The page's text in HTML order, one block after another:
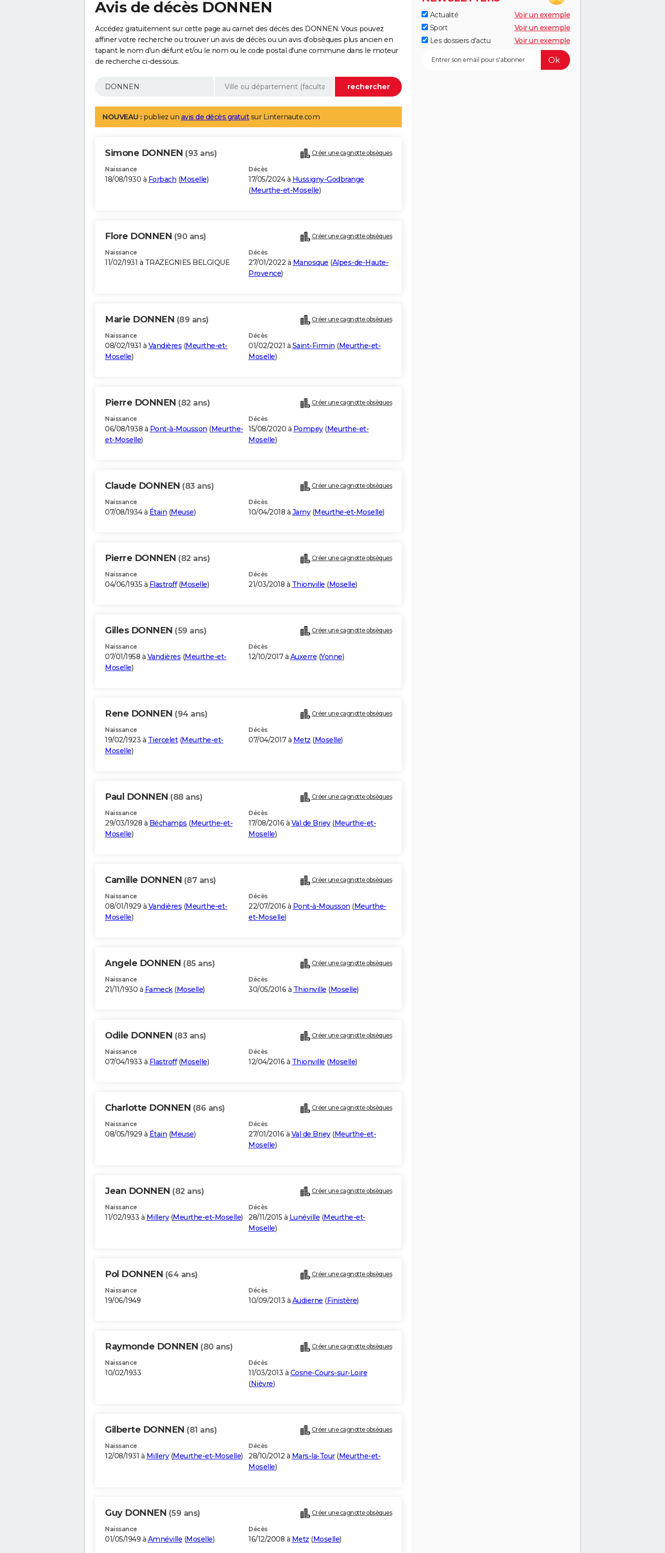
Avis de décès DONNEN
Accédez gratuitement sur cette page au carnet des décès des DONNEN. Vous pouvez
affiner votre recherche ou trouver un avis de décès ou un avis d'obsèques plus ancien en
tapant le nom d'un défunt et/ou le nom ou le code postal d'une commune dans le moteur
de recherche ci-dessous.
NOUVEAU : publiez un avis de décès gratuitsur Linternaute.com
Simone DONNEN (93 ans) Créer une cagnotte obsèques
Naissance
18/08/1930 à Forbach (Moselle)
Décès
17/05/2024 à Hussigny-Godbrange
(Meurthe-et-Moselle)
Flore DONNEN (90 ans) Créer une cagnotte obsèques
Naissance
11/02/1931 à TRAZEGNIES BELGIQUE
Décès
27/01/2022 à Manosque (Alpes-de-Haute-
Provence)
Marie DONNEN (89 ans) Créer une cagnotte obsèques
Naissance
08/02/1931 à Vandières (Meurthe-et-
Moselle)
Décès
01/02/2021 à Saint-Firmin (Meurthe-et-
Moselle)
Pierre DONNEN (82 ans) Créer une cagnotte obsèques
Naissance
06/08/1938 à Pont-à-Mousson (Meurthe-
et-Moselle)
Décès
15/08/2020 à Pompey(Meurthe-et-
Moselle)
Claude DONNEN (83 ans) Créer une cagnotte obsèques
Naissance
07/08/1934 à Étain (Meuse)
Décès
10/04/2018 à Jarny(Meurthe-et-Moselle)
Pierre DONNEN (82 ans) Créer une cagnotte obsèques
Naissance
04/06/1935 à Flastroff(Moselle)
Décès
21/03/2018 à Thionville (Moselle)
Gilles DONNEN (59 ans) Créer une cagnotte obsèques
Naissance
07/01/1958 à Vandières (Meurthe-et-
Moselle)
Décès
12/10/2017 à Auxerre (Yonne)
Rene DONNEN (94 ans) Créer une cagnotte obsèques
Naissance
19/02/1923 à Tiercelet(Meurthe-et-
Moselle)
Décès
07/04/2017 à Metz (Moselle)
Paul DONNEN (88 ans) Créer une cagnotte obsèques
Naissance
29/03/1928 à Béchamps (Meurthe-et-
Moselle)
Décès
17/08/2016 à Val de Briey(Meurthe-et-
Moselle)
Camille DONNEN (87 ans) Créer une cagnotte obsèques
Naissance
08/01/1929 à Vandières (Meurthe-et-
Moselle)
Décès
22/07/2016 à Pont-à-Mousson (Meurthe-
et-Moselle)
Angele DONNEN (85 ans) Créer une cagnotte obsèques
Naissance
21/11/1930 à Fameck(Moselle)
Décès
30/05/2016 à Thionville (Moselle)
Odile DONNEN (83 ans) Créer une cagnotte obsèques
Naissance
07/04/1933 à Flastroff(Moselle)
Décès
12/04/2016 à Thionville (Moselle)
Charlotte DONNEN (86 ans) Créer une cagnotte obsèques
Naissance
08/05/1929 à Étain (Meuse)
Décès
27/01/2016 à Val de Briey(Meurthe-et-
Moselle)
Jean DONNEN (82 ans) Créer une cagnotte obsèques
Naissance
11/02/1933 à Millery(Meurthe-et-Moselle)
Décès
28/11/2015 à Lunéville (Meurthe-et-
Moselle)
Pol DONNEN (64 ans) Créer une cagnotte obsèques
Naissance
19/06/1949
Décès
10/09/2013 à Audierne (Finistère)
Raymonde DONNEN (80 ans) Créer une cagnotte obsèques
Naissance
10/02/1933
Décès
11/03/2013 à Cosne-Cours-sur-Loire
(Nièvre)
Gilberte DONNEN (81 ans) Créer une cagnotte obsèques
Naissance
12/08/1931 à Millery(Meurthe-et-Moselle)
Décès
28/10/2012 à Mars-la-Tour(Meurthe-et-
Moselle)
Guy DONNEN (59 ans) Créer une cagnotte obsèques
Naissance
01/05/1949 à Amnéville (Moselle)
Décès
16/12/2008 à Metz (Moselle)
Actualité
Voir un exemple
Sport
Voir un exemple
Les dossiers d'actu
Voir un exemple